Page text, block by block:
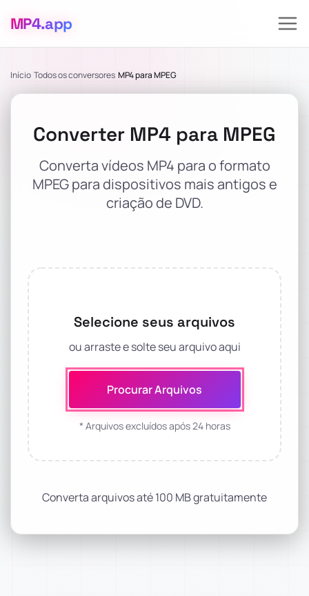
MP4.app
Início Todos os conversores MP4 para MPEG
Converter MP4 para MPEG
Converta vídeos MP4 para o formato
MPEG para dispositivos mais antigos e
criação de DVD.
Selecione seus arquivos
ou arraste e solte seu arquivo aqui
Procurar Arquivos
* Arquivos excluídos após 24 horas
Converta arquivos até 100 MB gratuitamente